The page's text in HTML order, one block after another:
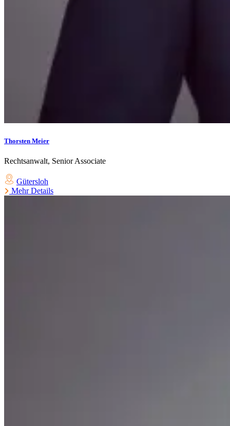
Thorsten Meier
Rechtsanwalt, Senior Associate
Gütersloh
Mehr Details